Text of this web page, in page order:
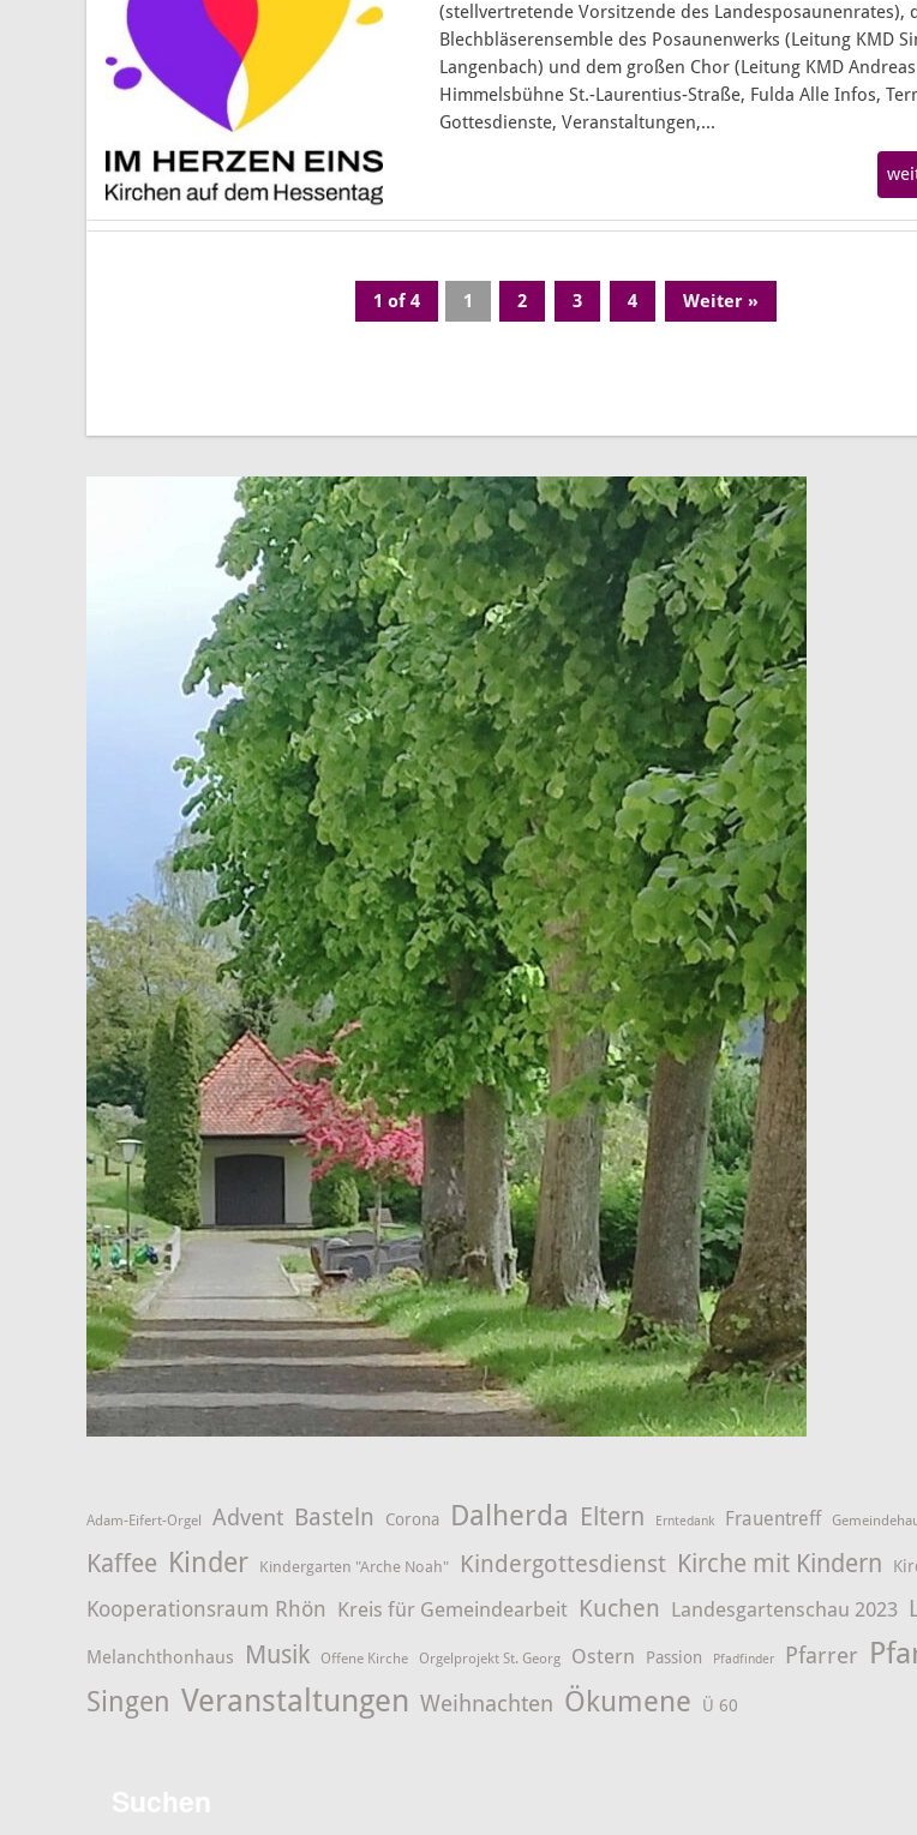
(stellvertretende Vorsitzende des Landesposaunenrates),
Blechbläserensemble des Posaunenwerks (Leitung KMD
Langenbach) und dem großen Chor (Leitung KMD Andreas
Himmelsbühne St.-Laurentius-Straße, Fulda Alle Infos,
Gottesdienste, Veranstaltungen,...
1 of 4 1 2 3 4 Weiter »
Adam-Eifert-Orgel Advent Basteln Corona Dalherda Eltern Erntedank Frauentreff
Kaffee Kinder Kindergarten "Arche Noah" Kindergottesdienst Kirche mit Kindern
Kooperationsraum Rhön Kreis für Gemeindearbeit Kuchen Landesgartenschau 2023
Melanchthonhaus Musik Offene Kirche Orgelprojekt St. Georg Ostern Passion Pfadfinder Pfarrer
Singen Veranstaltungen Weihnachten Ökumene Ü 60